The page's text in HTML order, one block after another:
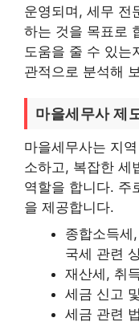
운영되며, 세무 전
하는 것을 목표로
도움을 줄 수 있는
관적으로 분석해
마을세무사 제
마을세무사는 지
소하고, 복잡한 세
역할을 합니다. 주
을 제공합니다.
종합소득세
국세 관련
재산세, 취
세금 신고
세금 관련